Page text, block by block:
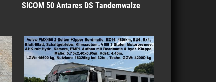
SICOM 50 Antares DS Tandemwalze